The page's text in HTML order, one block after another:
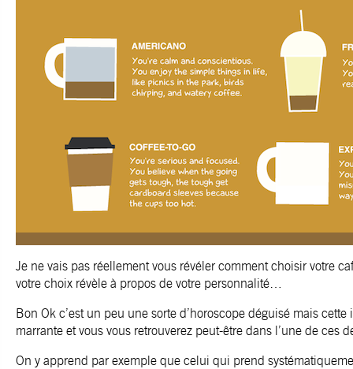
Je ne vais pas réellement vous révéler comment choisir votre
votre choix révèle à propos de votre personnalité…
Bon Ok c’est un peu une sorte d’horoscope déguisé mais cette
marrante et vous vous retrouverez peut-être dans l’une de ces
On y apprend par exemple que celui qui prend